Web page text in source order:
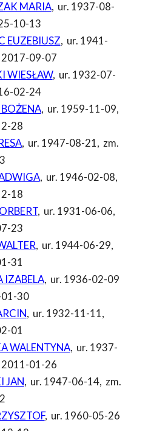
MARIA, ur. 1937-08-
10-13
EUZEBIUSZ, ur. 1941-
2017-09-07
WIESŁAW, ur. 1932-07-
02-24
, ur. 1959-11-09,
28
, ur. 1947-08-21, zm.
, ur. 1946-02-08,
18
, ur. 1931-06-06,
23
, ur. 1944-06-29,
31
IZABELA, ur. 1936-02-09
30
, ur. 1932-11-11,
01
WALENTYNA, ur. 1937-
2011-01-26
JAN, ur. 1947-06-14, zm.
, ur. 1960-05-26